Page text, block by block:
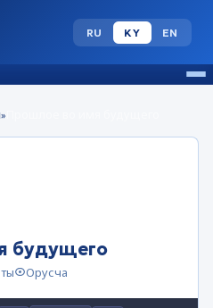
RU KY EN
»
будущего
Орусча